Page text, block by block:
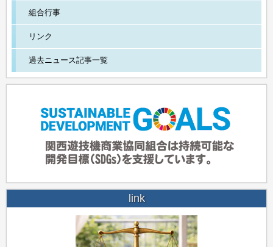
組合行事
リンク
過去ニュース記事一覧
link